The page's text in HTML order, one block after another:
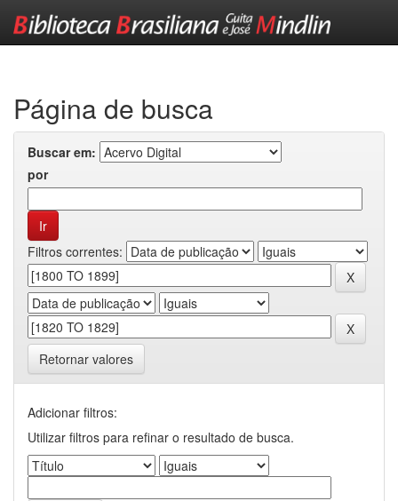
Página de busca
Buscar em:
por
Filtros correntes:
Retornar valores
Adicionar filtros:
Utilizar filtros para refinar o resultado de busca.